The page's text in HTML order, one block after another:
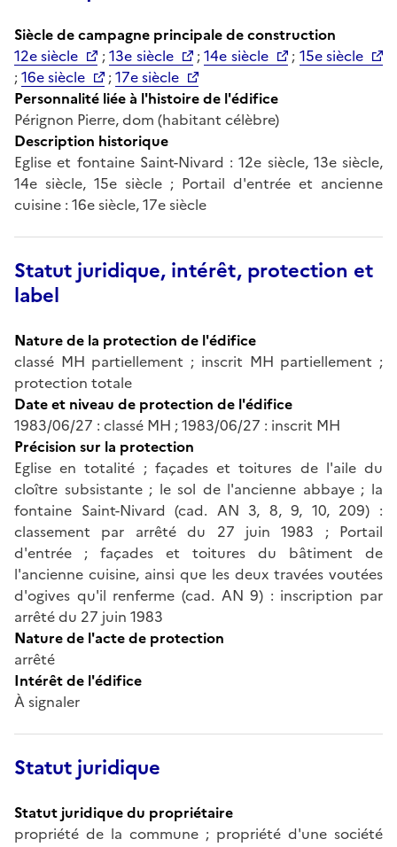
Siècle de campagne principale de construction
12e siècle
;13e siècle ;14e siècle ; 15e siècle
;16e siècle ;17e siècle
Personnalité liée à l'histoire de l'édifice
Pérignon Pierre, dom (habitant célèbre)
Description historique
Eglise et fontaine Saint-Nivard : 12e siècle, 13e siècle,
14e siècle, 15e siècle ; Portail d'entrée et ancienne
cuisine : 16e siècle, 17e siècle
Statut juridique, intérêt, protection et
label
Nature de la protection de l'édifice
classé MH partiellement ; inscrit MH partiellement ;
protection totale
Date et niveau de protection de l'édifice
1983/06/27 : classé MH ; 1983/06/27 : inscrit MH
Précision sur la protection
Eglise en totalité ; façades et toitures de l'aile du
cloître subsistante ; le sol de l'ancienne abbaye ; la
fontaine Saint-Nivard (cad. AN 3, 8, 9, 10, 209) :
classement par arrêté du 27 juin 1983 ; Portail
d'entrée ; façades et toitures du bâtiment de
l'ancienne cuisine, ainsi que les deux travées voutées
d'ogives qu'il renferme (cad. AN 9) : inscription par
arrêté du 27 juin 1983
Nature de l'acte de protection
arrêté
Intérêt de l'édifice
À signaler
Statut juridique
Statut juridique du propriétaire
propriété de la commune ; propriété d'une société